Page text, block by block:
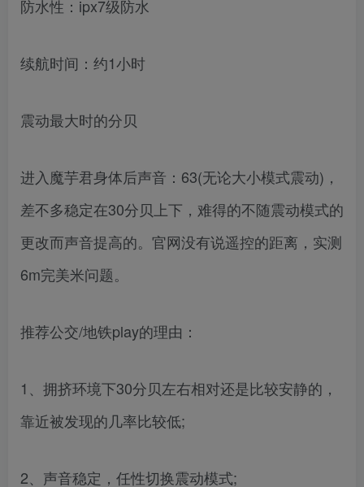
防水性：ipx7级防水
续航时间：约1小时
震动最大时的分贝
进入魔芋君身体后声音：63(无论大小模式震动)，
差不多稳定在30分贝上下，难得的不随震动模式的
更改而声音提高的。官网没有说遥控的距离，实测
6m完美米问题。
推荐公交/地铁play的理由：
1、拥挤环境下30分贝左右相对还是比较安静的，
靠近被发现的几率比较低;
2、声音稳定，任性切换震动模式;